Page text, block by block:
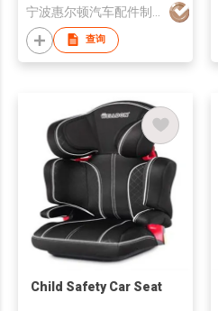
查询
Child Safety Car Seat